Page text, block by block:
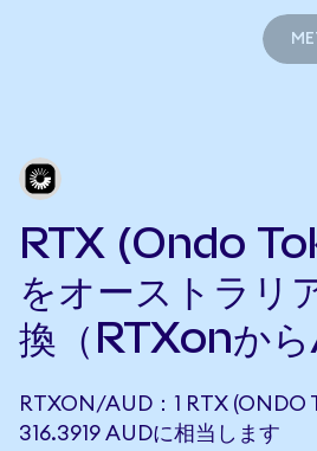
RTX (Ondo
をオーストラリ
換（RTXonから
RTXON/AUD：1 RTX (ONDO
316.3919 AUDに相当します